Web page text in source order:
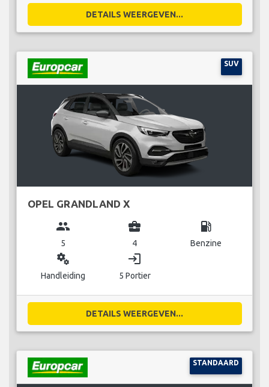
DETAILS WEERGEVEN...
SUV
OPEL GRANDLAND X
group
5
business_center
4
local_gas_station
Benzine
miscellaneous_services
Handleiding
login
5 Portier
DETAILS WEERGEVEN...
STANDAARD